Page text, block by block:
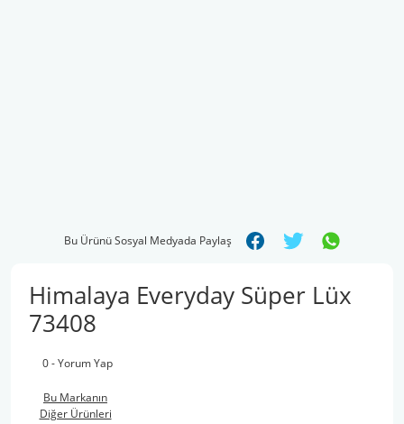
Bu Ürünü Sosyal Medyada Paylaş
Himalaya Everyday Süper Lüx
73408
0 - Yorum Yap
Bu Markanın
Diğer Ürünleri